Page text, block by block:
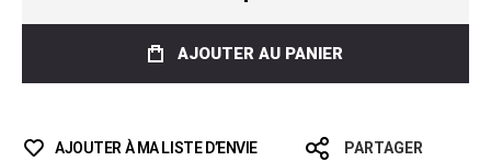
AJOUTER AU PANIER
AJOUTER À MA LISTE D’ENVIE PARTAGER